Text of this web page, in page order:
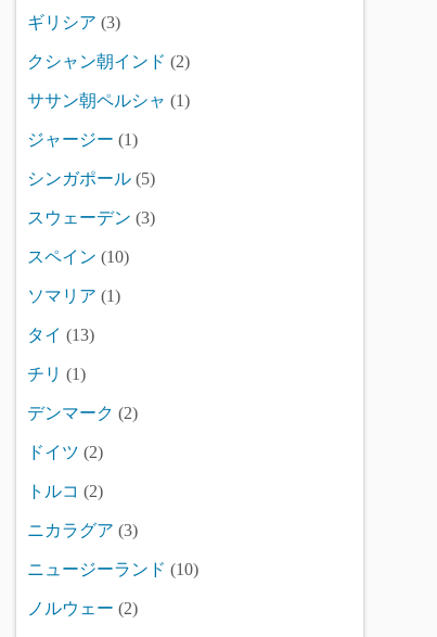
ギリシア (3)
クシャン朝インド (2)
ササン朝ペルシャ (1)
ジャージー (1)
シンガポール (5)
スウェーデン (3)
スペイン (10)
ソマリア (1)
タイ (13)
チリ (1)
デンマーク (2)
ドイツ (2)
トルコ (2)
ニカラグア (3)
ニュージーランド (10)
ノルウェー (2)